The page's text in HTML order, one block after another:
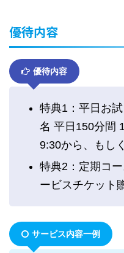
優待内容
優待内容
特典1：平日お
名 平日150分間
9:30から、もし
特典2：定期コ
ービスチケット
サービス内容一例